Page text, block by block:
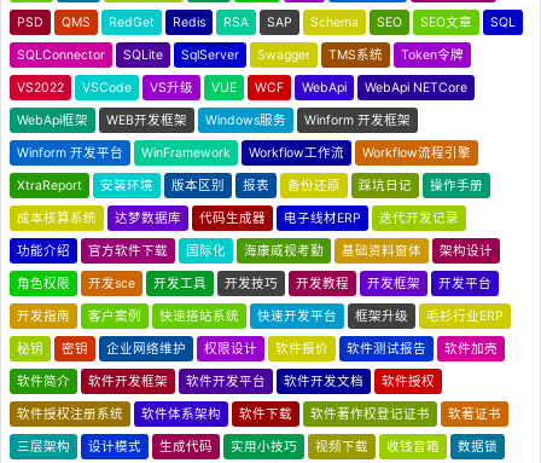
PSD QMS RedGet Redis RSA SAP Schema SEO SEO文章 SQL
SQLConnector SQLite SqlServer Swagger TMS系统 Token令牌
VS2022 VSCode VS升级 VUE WCF WebApi WebApi NETCore
WebApi框架 WEB开发框架 Windows服务 Winform 开发框架
Winform 开发平台 WinFramework Workflow工作流 Workflow流程引擎
XtraReport 安装环境 版本区别 报表 备份还原 踩坑日记 操作手册
成本核算系统 达梦数据库 代码生成器 电子线材ERP 迭代开发记录
功能介绍 官方软件下载 国际化 海康威视考勤 基础资料窗体 架构设计
角色权限 开发sce 开发工具 开发技巧 开发教程 开发框架 开发平台
开发指南 客户案例 快速搭站系统 快速开发平台 框架升级 毛衫行业ERP
秘钥 密钥 企业网络维护 权限设计 软件报价 软件测试报告 软件加壳
软件简介 软件开发框架 软件开发平台 软件开发文档 软件授权
软件授权注册系统 软件体系架构 软件下载 软件著作权登记证书 软著证书
三层架构 设计模式 生成代码 实用小技巧 视频下载 收钱音箱 数据锁